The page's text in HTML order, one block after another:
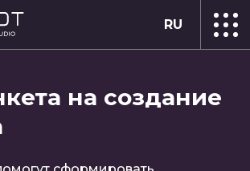
RU
на создание